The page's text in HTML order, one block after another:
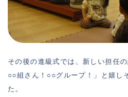
その後の進級式では、新しい担任
○○組さん！○○グループ！」と嬉し
た。